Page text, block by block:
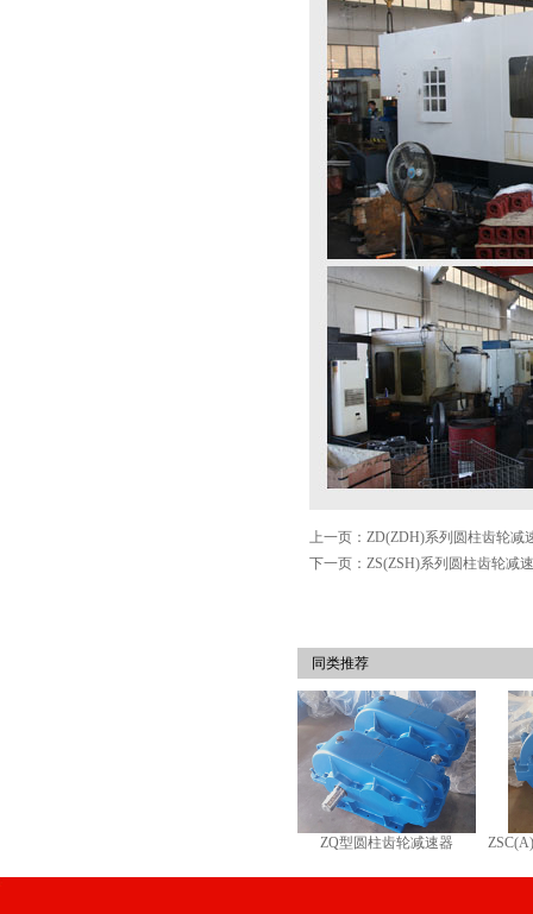
上一页：ZD(ZDH)系列圆柱齿轮减
下一页：ZS(ZSH)系列圆柱齿轮减
同类推荐
ZQ型圆柱齿轮减速器